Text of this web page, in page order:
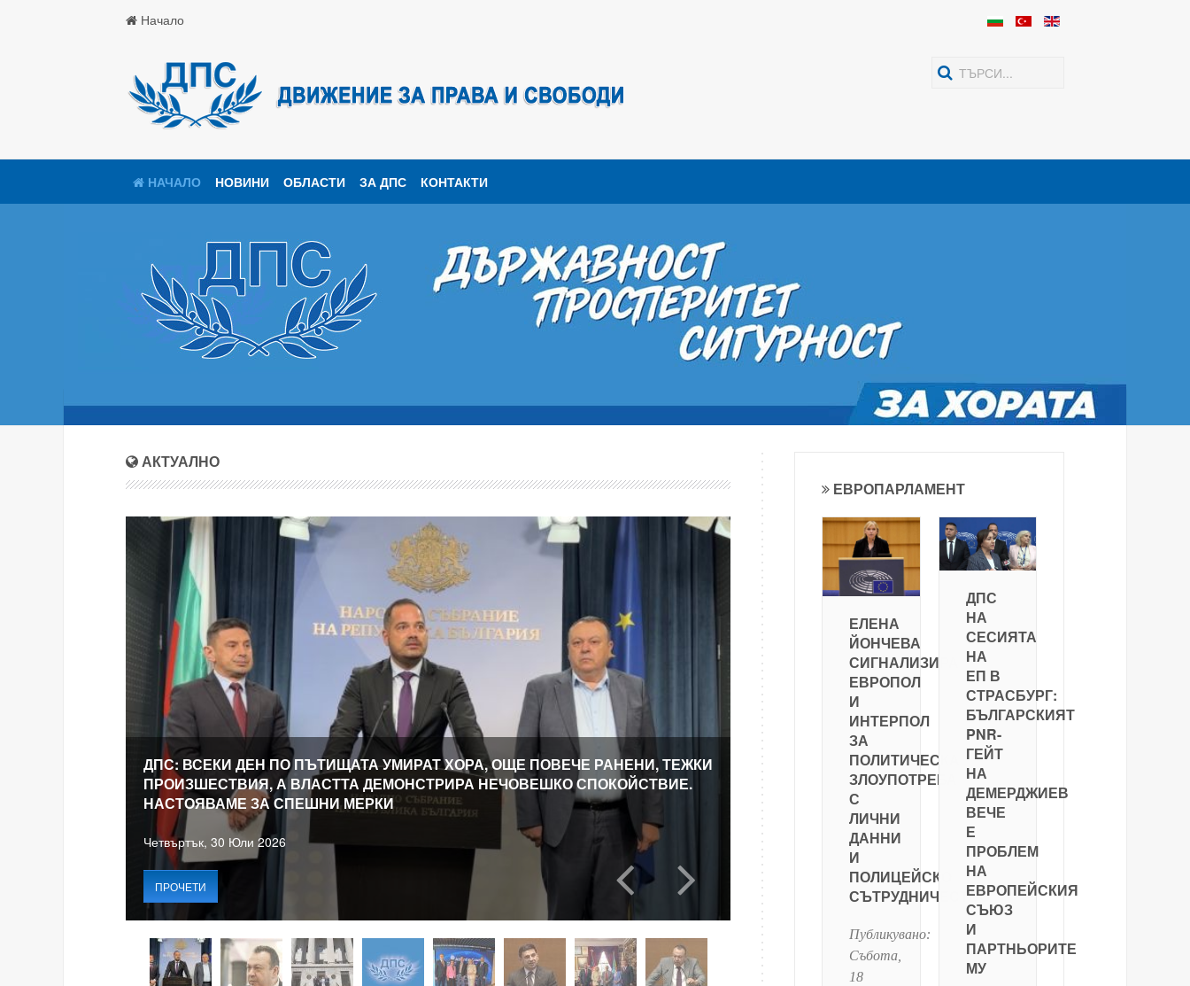
Начало
НАЧАЛО НОВИНИ ОБЛАСТИ ЗА ДПС КОНТАКТИ
АКТУАЛНО
ДПС: ВСЕКИ ДЕН ПО ПЪТИЩАТА УМИРАТ ХОРА, ОЩЕ ПОВЕЧЕ РАНЕНИ, ТЕЖКИ
ПРОИЗШЕСТВИЯ, А ВЛАСТТА ДЕМОНСТРИРА НЕЧОВЕШКО СПОКОЙСТВИЕ.
НАСТОЯВАМЕ ЗА СПЕШНИ МЕРКИ
Четвъртък, 30 Юли 2026
ПРОЧЕТИ
ЕВРОПАРЛАМЕНТ
ЕЛЕНА
ЙОНЧЕВА
СИГНАЛИЗИРА
ЕВРОПОЛ
И
ИНТЕРПОЛ
ЗА
ПОЛИТИЧЕСКА
ЗЛОУПОТРЕБА
С
ЛИЧНИ
ДАННИ
И
ПОЛИЦЕЙСКО
СЪТРУДНИЧЕСТВО
Публикувано:
Събота,
18
ДПС
НА
СЕСИЯТА
НА
ЕП В
СТРАСБУРГ:
БЪЛГАРСКИЯТ
PNR-
ГЕЙТ
НА
ДЕМЕРДЖИЕВ
ВЕЧЕ
Е
ПРОБЛЕМ
НА
ЕВРОПЕЙСКИЯ
СЪЮЗ
И
ПАРТНЬОРИТЕ
МУ